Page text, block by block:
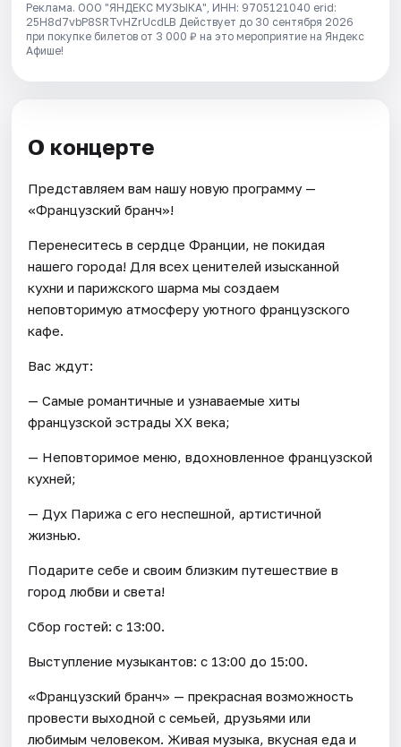
Реклама. ООО "ЯНДЕКС МУЗЫКА", ИНН: 9705121040 erid:
25H8d7vbP8SRTvHZrUcdLB Действует до 30 сентября 2026
при покупке билетов от 3 000 ₽ на это мероприятие на Яндекс
Афише!
О концерте
Представляем вам нашу новую программу —
«Французский бранч»!
Перенеситесь в сердце Франции, не покидая
нашего города! Для всех ценителей изысканной
кухни и парижского шарма мы создаем
неповторимую атмосферу уютного французского
кафе.
Вас ждут:
— Самые романтичные и узнаваемые хиты
французской эстрады XX века;
— Неповторимое меню, вдохновленное французской
кухней;
— Дух Парижа с его неспешной, артистичной
жизнью.
Подарите себе и своим близким путешествие в
город любви и света!
Сбор гостей: с 13:00.
Выступление музыкантов: c 13:00 до 15:00.
«Французский бранч» — прекрасная возможность
провести выходной с семьей, друзьями или
любимым человеком. Живая музыка, вкусная еда и